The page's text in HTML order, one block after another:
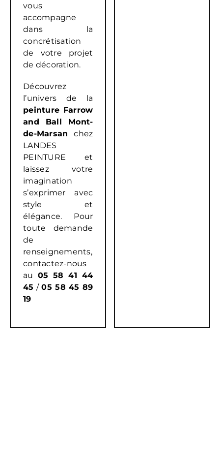
vous
accompagne
dans la
concrétisation
de votre projet
de décoration.
Découvrez
l’univers de la
peinture Farrow
and Ball Mont-
de-Marsan chez
LANDES
PEINTURE et
laissez votre
imagination
s’exprimer avec
style et
élégance. Pour
toute demande
de
renseignements,
contactez-nous
au 05 58 41 44
45 /05 58 45 89
19